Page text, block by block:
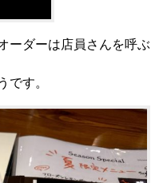
ーダーは店員さんを呼ぶ
です。